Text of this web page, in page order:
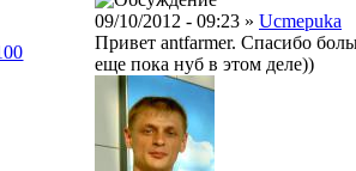
09/10/2012 - 09:23 » Ucmepuka
Привет antfarmer. Спасибо
еще пока нуб в этом деле))